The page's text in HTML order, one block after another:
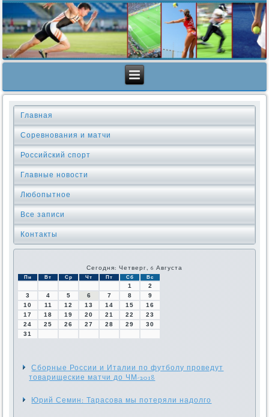
Главная
Соревнования и матчи
Российский спорт
Главные новости
Любопытное
Все записи
Контакты
Сегодня: Четверг, 6 Августа
Пн Вт Ср Чт Пт Сб Вс
1
2
3
4 5 6 7 8
9
10
11 12 13 14 15
16
17
18 19 20 21 22
23
24
25 26 27 28 29
30
31
Сборные России и Италии по футболу проведут
товарищеские матчи до ЧМ-2018
Юрий Семин: Тарасова мы потеряли надолго